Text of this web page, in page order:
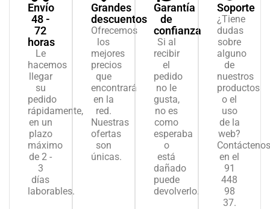
Envío
48 -
72
horas
Le
hacemos
llegar
su
pedido
rápidamente,
en un
plazo
máximo
de 2 -
3
días
laborables.
Grandes
descuentos
Ofrecemos
los
mejores
precios
que
encontrará
en la
red.
Nuestras
ofertas
son
únicas.
Garantía
de
confianza
Si al
recibir
el
pedido
no le
gusta,
no es
como
esperaba
o
está
dañado
puede
devolverlo.
Soporte
¿Tiene
dudas
sobre
alguno
de
nuestros
productos
o el
uso
de la
web?
Contáctenos
en el
91
448
98
37.